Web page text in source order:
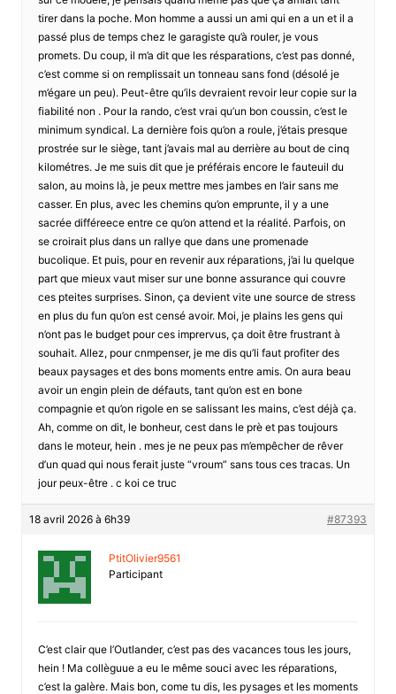
tirer dans la poche. Mon homme a aussi un ami qui en a un et il a
passé plus de temps chez le garagiste qu’à rouler, je vous
promets. Du coup, il m’a dit que les résparations, c’est pas donné,
c’est comme si on remplissait un tonneau sans fond (désolé je
m’égare un peu). Peut-être qu’ils devraient revoir leur copie sur la
fiabilité non . Pour la rando, c’est vrai qu’un bon coussin, c’est le
minimum syndical. La dernière fois qu’on a roule, j’étais presque
prostrée sur le siège, tant j’avais mal au derrière au bout de cinq
kilométres. Je me suis dit que je préférais encore le fauteuil du
salon, au moins là, je peux mettre mes jambes en l’air sans me
casser. En plus, avec les chemins qu’on emprunte, il y a une
sacrée différeece entre ce qu’on attend et la réalité. Parfois, on
se croirait plus dans un rallye que dans une promenade
bucolique. Et puis, pour en revenir aux réparations, j’ai lu quelque
part que mieux vaut miser sur une bonne assurance qui couvre
ces pteites surprises. Sinon, ça devient vite une source de stress
en plus du fun qu’on est censé avoir. Moi, je plains les gens qui
n’ont pas le budget pour ces imprervus, ça doit être frustrant à
souhait. Allez, pour cnmpenser, je me dis qu’li faut profiter des
beaux paysages et des bons moments entre amis. On aura beau
avoir un engin plein de défauts, tant qu’on est en bone
compagnie et qu’on rigole en se salissant les mains, c’est déjà ça.
Ah, comme on dit, le bonheur, cest dans le prè et pas toujours
dans le moteur, hein . mes je ne peux pas m’empêcher de rêver
d’un quad qui nous ferait juste “vroum” sans tous ces tracas. Un
jour peux-être . c koi ce truc
18 avril 2026 à 6h39 #87393
PtitOlivier9561
Participant
C’est clair que l’Outlander, c’est pas des vacances tous les jours,
hein ! Ma collèguue a eu le même souci avec les réparations,
c’est la galère. Mais bon, come tu dis, les pysages et les moments